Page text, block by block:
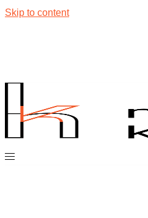
Skip to content